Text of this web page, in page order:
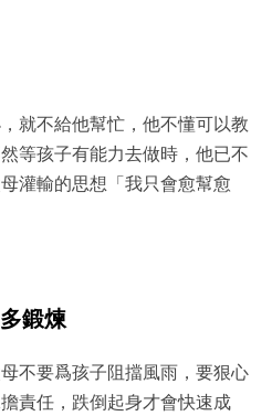
就不給他幫忙，他不懂可以教
等孩子有能力去做時，他已不
灌輸的思想「我只會愈幫愈
鍛煉
不要爲孩子阻擋風雨，要狠心
責任，跌倒起身才會快速成